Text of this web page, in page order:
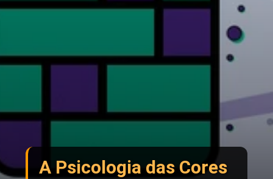
A Psicologia das Cores